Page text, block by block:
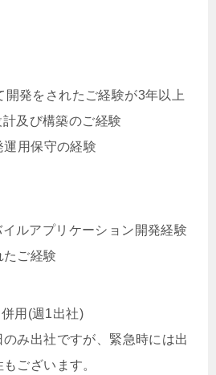
開発をされたご経験が3年以上
計及び構築のご経験
運用保守の経験
イルアプリケーション開発経験
たご経験
用(週1出社)
み出社ですが、緊急時には出
ございます。